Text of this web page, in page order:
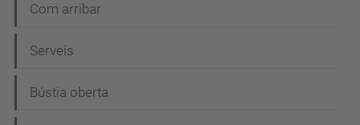
Com arribar
Serveis
Bústia oberta